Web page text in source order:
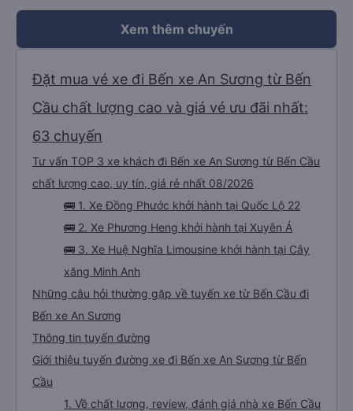
Xem thêm chuyến
Đặt mua vé xe đi Bến xe An Sương từ Bến
Cầu chất lượng cao và giá vé ưu đãi nhất:
63 chuyến
Tư vấn TOP 3 xe khách đi Bến xe An Sương từ Bến Cầu
chất lượng cao, uy tín, giá rẻ nhất 08/2026
🚌 1. Xe Đồng Phước khởi hành tại Quốc Lộ 22
🚌 2. Xe Phương Heng khởi hành tại Xuyên Á
🚌 3. Xe Huệ Nghĩa Limousine khởi hành tại Cây
xăng Minh Anh
Những câu hỏi thường gặp về tuyến xe từ Bến Cầu đi
Bến xe An Sương
Thông tin tuyến đường
Giới thiệu tuyến đường xe đi Bến xe An Sương từ Bến
Cầu
1. Về chất lượng, review, đánh giá nhà xe Bến Cầu